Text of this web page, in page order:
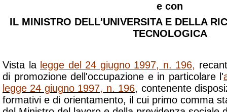
e con
IL MINISTRO DELL'UNIVERSITA E DELLA
TECNOLOGICA
Vista la legge del 24 giugno 1997, n. 196,
di promozione dell'occupazione e in particolare l'
legge 24 giugno 1997, n. 196, contenente
formativi e di orientamento, il cui primo comma